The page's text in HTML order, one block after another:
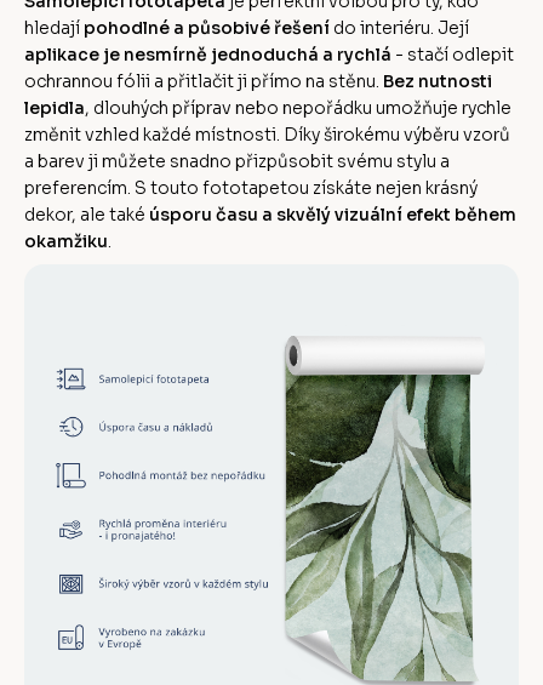
hledají pohodlné a působivé řešení do interiéru. Její
aplikace je nesmírně jednoduchá a rychlá - stačí odlepit
ochrannou fólii a přitlačit ji přímo na stěnu. Bez nutnosti
lepidla, dlouhých příprav nebo nepořádku umožňuje rychle
změnit vzhled každé místnosti. Díky širokému výběru vzorů
a barev ji můžete snadno přizpůsobit svému stylu a
preferencím. S touto fototapetou získáte nejen krásný
dekor, ale také úsporu času a skvělý vizuální efekt během
okamžiku.